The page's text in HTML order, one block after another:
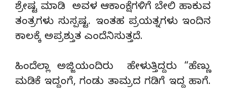
ಶ್ರೇಷ್ಟ ಮಾಡಿ ಅವಳ ಆಕಾಂಕ್ಷೆಗಳಿಗೆ ಬೇಲಿ ಹಾಕುವ
ತಂತ್ರಗಳು ಸುಸ್ಪಷ್ಟ. ಇಂತಹ ಪ್ರಯತ್ನಗಳು ಇಂದಿನ
ಕಾಲಕ್ಕೆ ಅಪ್ರಶ್ತುತ ಎಂದೆನಿಸುತ್ತದೆ.
ಹಿಂದೆಲ್ಲಾ ಅಜ್ಜಿಯಂದಿರು ಹೇಳುತ್ತಿದ್ದರು “ಹೆಣ್ಣು
ಮಡಿಕೆ ಇದ್ದಂಗೆ, ಗಂಡು ತಾಮ್ರದ ಗಡಿಗೆ ಇದ್ದ ಹಾಗೆ.